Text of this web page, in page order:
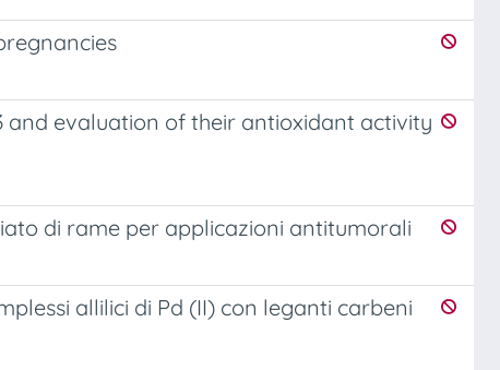
and evaluation of their antioxidant activity
di rame per applicazioni antitumorali
allilici di Pd (II) con leganti carbeni